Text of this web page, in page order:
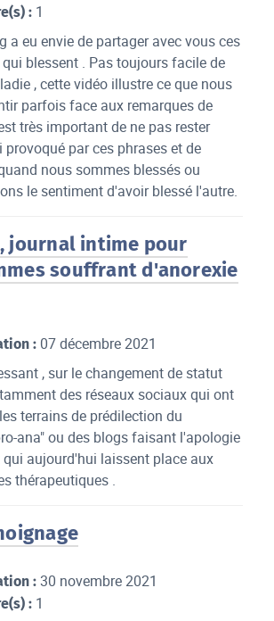
: 1
a eu envie de partager avec vous ces
blessent . Pas toujours facile de
, cette vidéo illustre ce que nous
parfois face aux remarques de
très important de ne pas rester
provoqué par ces phrases et de
nous sommes blessés ou
le sentiment d'avoir blessé l'autre.
journal intime pour
souffrant d'anorexie
: 07 décembre 2021
, sur le changement de statut
des réseaux sociaux qui ont
terrains de prédilection du
ana" ou des blogs faisant l'apologie
qui aujourd'hui laissent place aux
thérapeutiques .
: 30 novembre 2021
: 1